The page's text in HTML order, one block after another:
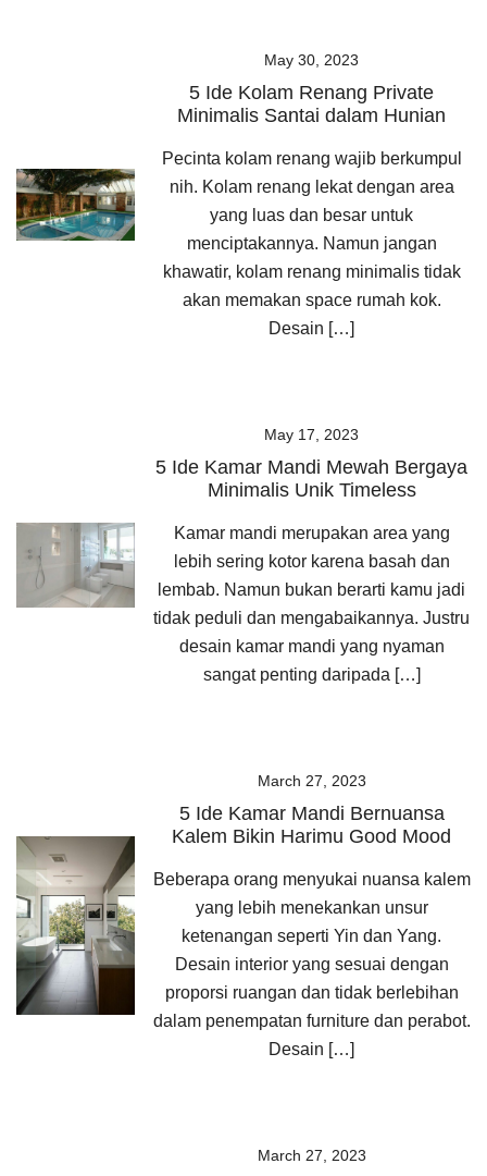
May 30, 2023
5 Ide Kolam Renang Private
Minimalis Santai dalam Hunian
Pecinta kolam renang wajib berkumpul
nih. Kolam renang lekat dengan area
yang luas dan besar untuk
menciptakannya. Namun jangan
khawatir, kolam renang minimalis tidak
akan memakan space rumah kok.
Desain […]
May 17, 2023
5 Ide Kamar Mandi Mewah Bergaya
Minimalis Unik Timeless
Kamar mandi merupakan area yang
lebih sering kotor karena basah dan
lembab. Namun bukan berarti kamu jadi
tidak peduli dan mengabaikannya. Justru
desain kamar mandi yang nyaman
sangat penting daripada […]
March 27, 2023
5 Ide Kamar Mandi Bernuansa
Kalem Bikin Harimu Good Mood
Beberapa orang menyukai nuansa kalem
yang lebih menekankan unsur
ketenangan seperti Yin dan Yang.
Desain interior yang sesuai dengan
proporsi ruangan dan tidak berlebihan
dalam penempatan furniture dan perabot.
Desain […]
March 27, 2023